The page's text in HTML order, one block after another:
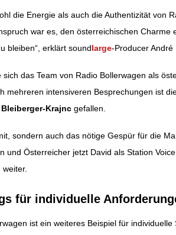
die Energie als auch die Authentizität von
war es, den österreichischen Charme
bleiben“, erklärt soundlarge-Producer André
das Team von Radio Bollerwagen als
mehreren intensiveren Besprechungen ist
Krajnc gefallen.
sondern auch das nötige Gespür für die
und Österreicher jetzt David als Station
für individuelle
ist ein weiteres Beispiel für